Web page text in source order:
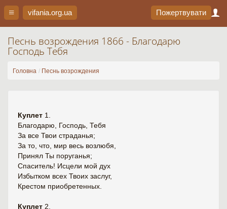
vifania.org.ua Пожертвувати
Песнь возрождения 1866 - Благодарю
Господь Тебя
Головна Песнь возрождения
Куплет 1.
Благодарю, Господь, Тебя
За все Твои страданья;
За то, что, мир весь возлюбя,
Принял Ты поруганья;
Спаситель! Исцели мой дух
Избытком всех Твоих заслуг,
Крестом приобретенных.
Куплет 2.